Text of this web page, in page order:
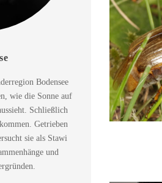
Bodensee
wie die Sonne auf
Schließlich
Getrieben
sie als Stawi
und